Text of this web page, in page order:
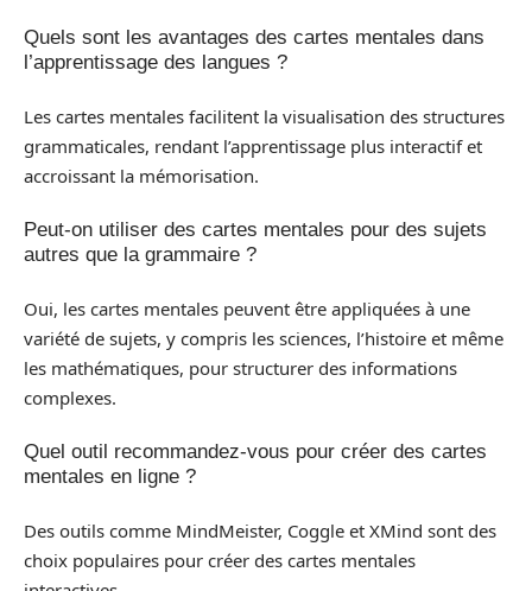
Quels sont les avantages des cartes mentales dans
l’apprentissage des langues ?
Les cartes mentales facilitent la visualisation des structures
grammaticales, rendant l’apprentissage plus interactif et
accroissant la mémorisation.
Peut-on utiliser des cartes mentales pour des sujets
autres que la grammaire ?
Oui, les cartes mentales peuvent être appliquées à une
variété de sujets, y compris les sciences, l’histoire et même
les mathématiques, pour structurer des informations
complexes.
Quel outil recommandez-vous pour créer des cartes
mentales en ligne ?
Des outils comme MindMeister, Coggle et XMind sont des
choix populaires pour créer des cartes mentales